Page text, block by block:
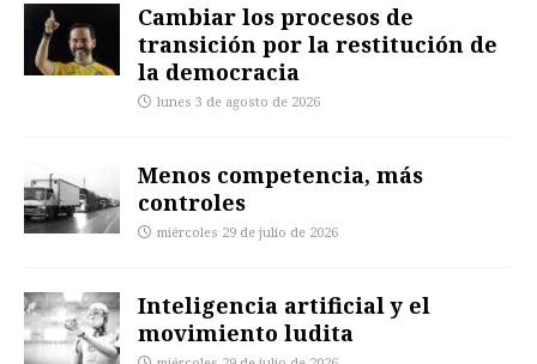
Cambiar los procesos de
transición por la restitución de
la democracia
lunes 3 de agosto de 2026
Menos competencia, más
controles
miércoles 29 de julio de 2026
Inteligencia artificial y el
movimiento ludita